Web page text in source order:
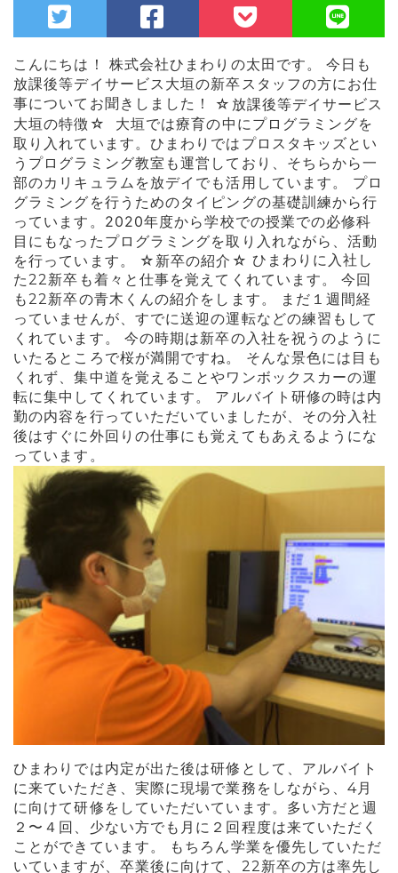
こんにちは！ 株式会社ひまわりの太田です。
今日も
放課後等デイサービス大垣の新卒スタッフの方にお仕
事についてお聞きしました！
☆放課後等デイサービス
大垣の特徴☆
大垣では療育の中にプログラミングを
取り入れています。ひまわりではプロスタキッズとい
うプログラミング教室も運営しており、そちらから一
部のカリキュラムを放デイでも活用しています。 プロ
グラミングを行うためのタイピングの基礎訓練から行
っています。2020年度から学校での授業での必修科
目にもなったプログラミングを取り入れながら、活動
を行っています。
☆新卒の紹介☆ ひまわりに入社し
た22新卒も着々と仕事を覚えてくれています。 今回
も22新卒の青木くんの紹介をします。 まだ１週間経
っていませんが、すでに送迎の運転などの練習もして
くれています。 今の時期は新卒の入社を祝うのように
いたるところで桜が満開ですね。 そんな景色には目も
くれず、集中道を覚えることやワンボックスカーの運
転に集中してくれています。 アルバイト研修の時は内
勤の内容を行っていただいていましたが、その分入社
後はすぐに外回りの仕事にも覚えてもあえるようにな
っています。
ひまわりでは内定が出た後は研修として、アルバイト
に来ていただき、実際に現場で業務をしながら、4月
に向けて研修をしていただいています。多い方だと週
２〜４回、少ない方でも月に２回程度は来ていただく
ことができています。 もちろん学業を優先していただ
いていますが、卒業後に向けて、22新卒の方は率先し